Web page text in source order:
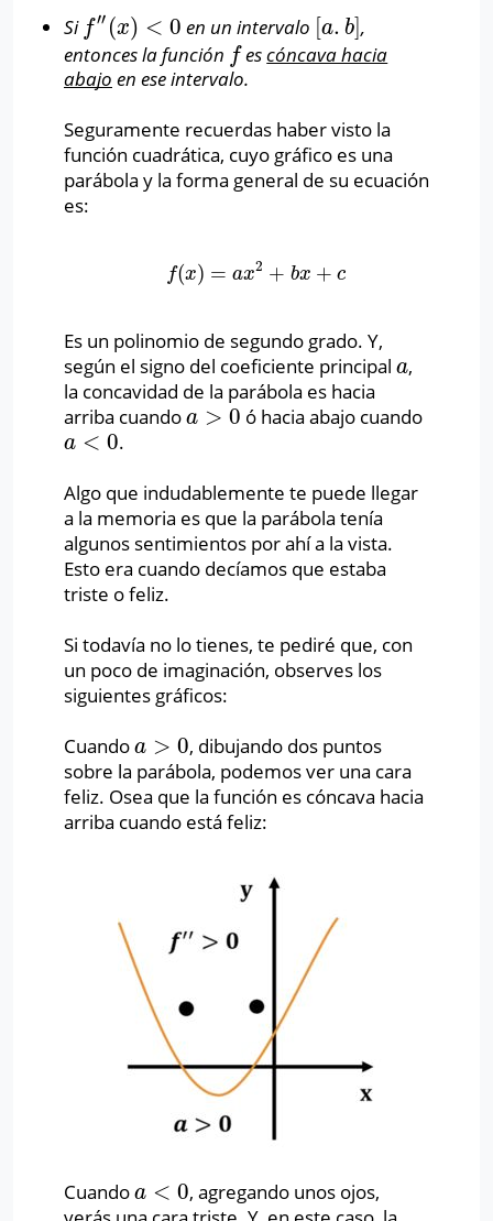
Si f′′ (x) < 0
f″(x)<0 en un intervalo [a. b]
[a.b] ,
entonces la función f
f escóncava hacia
abajo en ese intervalo.
Seguramente recuerdas haber visto la
función cuadrática, cuyo gráfico es una
parábola y la forma general de su ecuación
es:
f(x) = ax2 + bx + c
f(x)= ax2+ bx+c
Es un polinomio de segundo grado. Y,
según el signo del coeficiente principal a
a,
la concavidad de la parábola es hacia
arriba cuando a > 0
a>0 ó hacia abajo cuando
a < 0
a<0
.
Algo que indudablemente te puede llegar
a la memoria es que la parábola tenía
algunos sentimientos por ahí a la vista.
Esto era cuando decíamos que estaba
triste o feliz.
Si todavía no lo tienes, te pediré que, con
un poco de imaginación, observes los
siguientes gráficos:
Cuando a > 0
a>0
, dibujando dos puntos
sobre la parábola, podemos ver una cara
feliz. Osea que la función es cóncava hacia
arriba cuando está feliz:
Cuando a < 0
a<0
, agregando unos ojos,